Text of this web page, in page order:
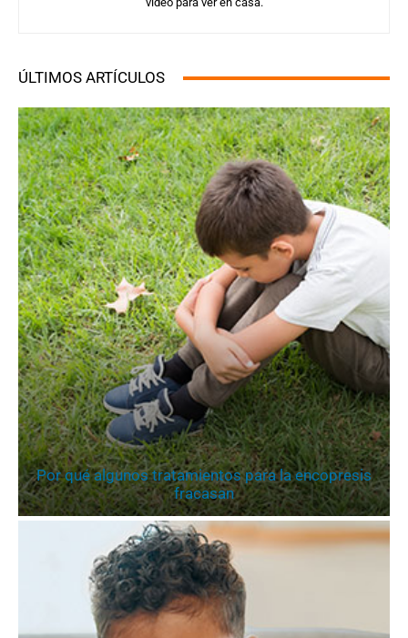
ÚLTIMOS ARTÍCULOS
Por qué algunos tratamientos para la encopresis
fracasan